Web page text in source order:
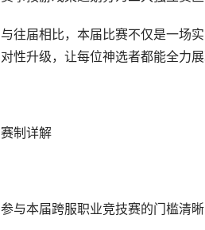
与往届相比，本届比赛不仅是一场
对性升级，让每位神选者都能全力展
赛制详解
参与本届跨服职业竞技赛的门槛清